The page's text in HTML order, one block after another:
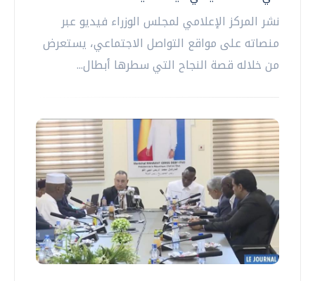
نشر المركز الإعلامي لمجلس الوزراء فيديو عبر
منصاته على مواقع التواصل الاجتماعي، يستعرض
من خلاله قصة النجاح التي سطرها أبطال...